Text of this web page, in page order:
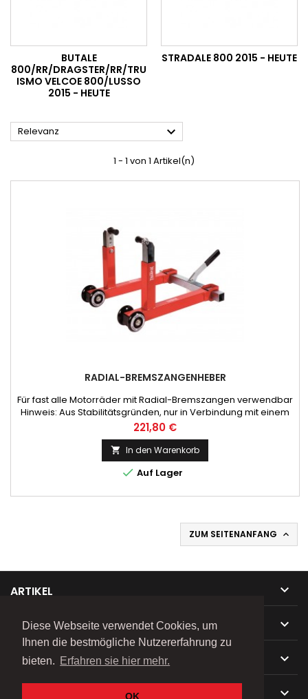
Diese Webseite verwendet Cookies, um
Ihnen die bestmögliche Nutzererfahrung zu
bieten. Erfahren sie hier mehr.
OK
BUTALE
800/RR/DRAGSTER/RR/TRU
ISMO VELCOE 800/LUSSO
2015 - HEUTE
STRADALE 800 2015 - HEUTE
Relevanz 
1 - 1 von 1 Artikel(n)
RADIAL-BREMSZANGENHEBER
Für fast alle Motorräder mit Radial-Bremszangen verwendbar
Hinweis: Aus Stabilitätsgründen, nur in Verbindung mit einem
Hinterradheber oder Hauptständer verwenden!
Preis
221,80 €
 In den Warenkorb
 Auf Lager
ZUM SEITENANFANG 
ARTIKEL 
UNTERNEHMEN 
IHR KONTO 
